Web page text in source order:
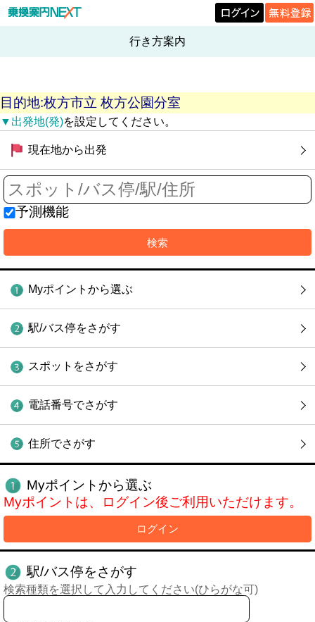
行き方案内
目的地:枚方市立 枚方公園分室
▼出発地(発)を設定してください。
現在地から出発
予測機能
Myポイントから選ぶ
駅/バス停をさがす
スポットをさがす
電話番号でさがす
住所でさがす
Myポイントから選ぶ
Myポイントは、ログイン後ご利用いただけます。
ログイン
駅/バス停をさがす
検索種類を選択して入力してください(ひらがな可)